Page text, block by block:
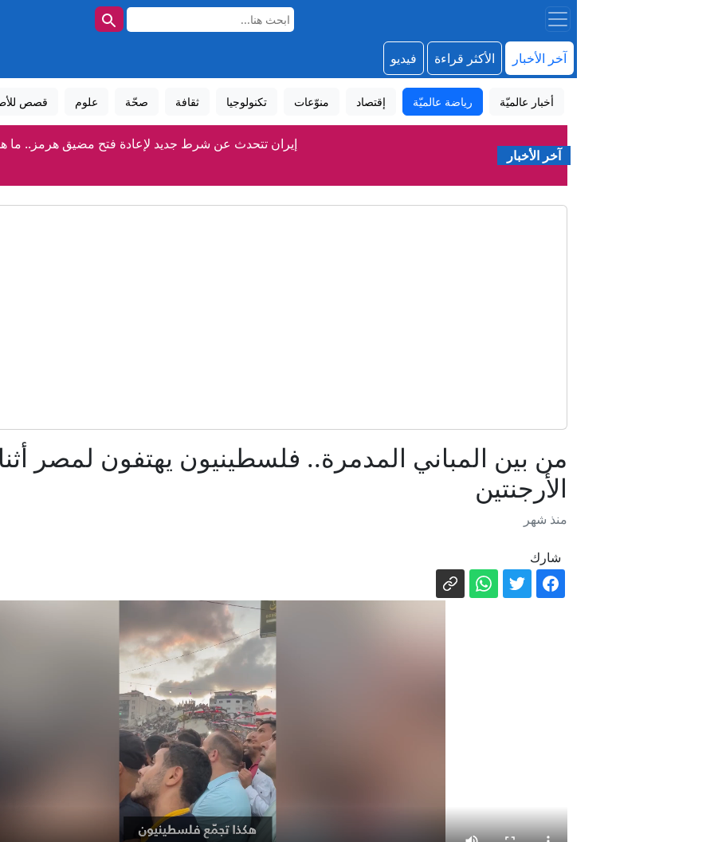
آخر الأخبار الأكثر قراءة فيديو
أخبار عالميّة رياضة عالميّة إقتصاد منوّعات تكنولوجيا ثقافة صحّة علوم قصص
آخر الأخبار
إيران تتحدث عن شرط جديد لإعادة فتح مضيق هرمز.. ما
بزشكيان: أفشلنا خطة لإدخال العدو قوات برية إلى إيران
عملية السلام في تركيا: ماذا يتضمن "القانون الإطاري"؟ وهل يمكن أن ينهي
كيف غيّر حكم أمل مستقبل أطفال الناجيات من الاغتصاب
مدفيديف يتوقع لأرمينيا مصير جورجيا في عام 2008
"المصري" السيد يعلق ساخرا على وصف أطلقه ترامب بحقه
غزة بلا تبريد.. حين يصبح الثلج أغلى من إنقاذ الغذاء
وسائل إعلام عراقية: "أبو مازن" في قبضة الأمن بتهم
من بين المباني المدمرة.. فلسطينيون يهتفون لمصر
الأرجنتين
منذ شهر
شارك